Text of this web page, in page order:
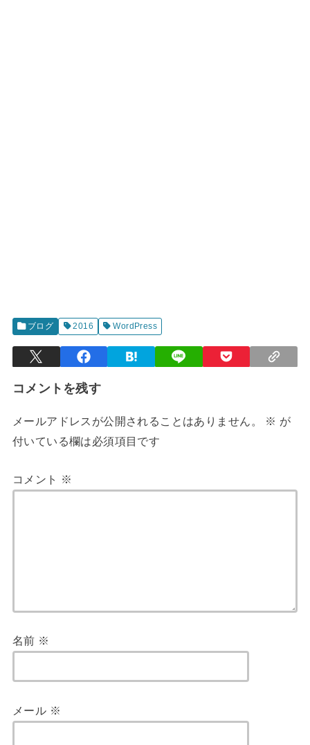
ブログ 2016 WordPress
コメントを残す
メールアドレスが公開されることはありません。 ※ が
付いている欄は必須項目です
コメント ※
名前 ※
メール ※